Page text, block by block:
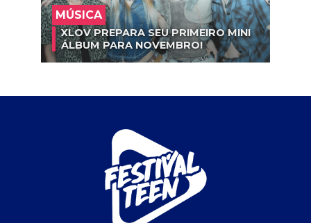
MÚSICA
XLOV PREPARA SEU PRIMEIRO MINI
ÁLBUM PARA NOVEMBRO!